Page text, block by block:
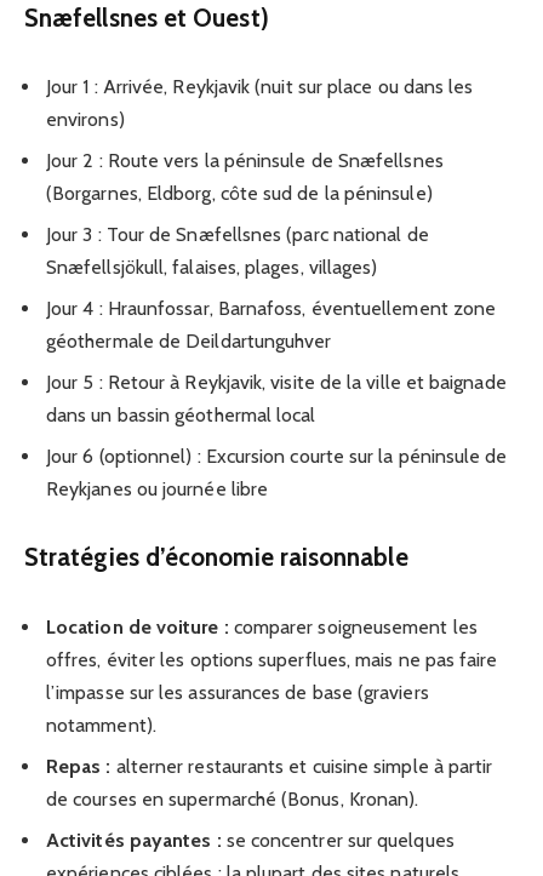
Snæfellsnes et Ouest)
Jour 1 : Arrivée, Reykjavik (nuit sur place ou dans les
environs)
Jour 2 : Route vers la péninsule de Snæfellsnes
(Borgarnes, Eldborg, côte sud de la péninsule)
Jour 3 : Tour de Snæfellsnes (parc national de
Snæfellsjökull, falaises, plages, villages)
Jour 4 : Hraunfossar, Barnafoss, éventuellement zone
géothermale de Deildartunguhver
Jour 5 : Retour à Reykjavik, visite de la ville et baignade
dans un bassin géothermal local
Jour 6 (optionnel) : Excursion courte sur la péninsule de
Reykjanes ou journée libre
Stratégies d’économie raisonnable
Location de voiture : comparer soigneusement les
offres, éviter les options superflues, mais ne pas faire
l’impasse sur les assurances de base (graviers
notamment).
Repas : alterner restaurants et cuisine simple à partir
de courses en supermarché (Bonus, Kronan).
Activités payantes : se concentrer sur quelques